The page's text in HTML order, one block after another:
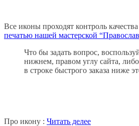
Все иконы проходят контроль
печатью нашей мастерской
Что бы задать вопрос,
нижнем, правом углу сайта, либо
в строке быстрого заказа ниже
Про икону : Читать делее